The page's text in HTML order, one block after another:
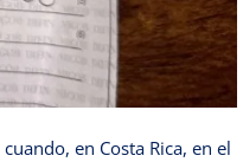
cuando, en Costa Rica, en el